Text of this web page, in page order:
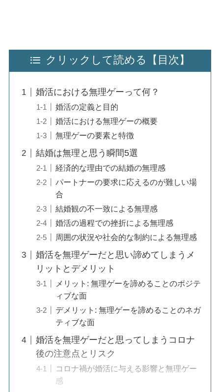
クリックして読める【目次】
婚活における無理ゲーって何？
婚活の定義と目的
婚活における無理ゲーの概要
無理ゲーの要素と特徴
結婚は無理と思う瞬間5選
経済的な理由での結婚の無理感
パートナーの要求に応えるのが難しい場
合
結婚観の不一致による無理感
婚活の過程での挫折による無理感
周囲の状況や社会的な制約による無理感
婚活を無理ゲーだと思い諦めてしまうメ
リットとデメリット
メリット: 無理ゲーを諦めることのポジテ
ィブな面
デメリット: 無理ゲーを諦めることのネガ
ティブな面
婚活を無理ゲーだと思ってしまうコロナ
後の注意点とリスク
コロナ禍が婚活に与える影響と無理ゲー
感